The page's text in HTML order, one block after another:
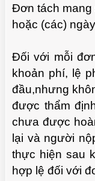
Đơn tách mang
hoặc (các)
Đối với mỗi
khoản phí, lệ
đầu,nhưng
được thẩm
chưa được
lại và người
thực hiện sau
hợp lệ đối với